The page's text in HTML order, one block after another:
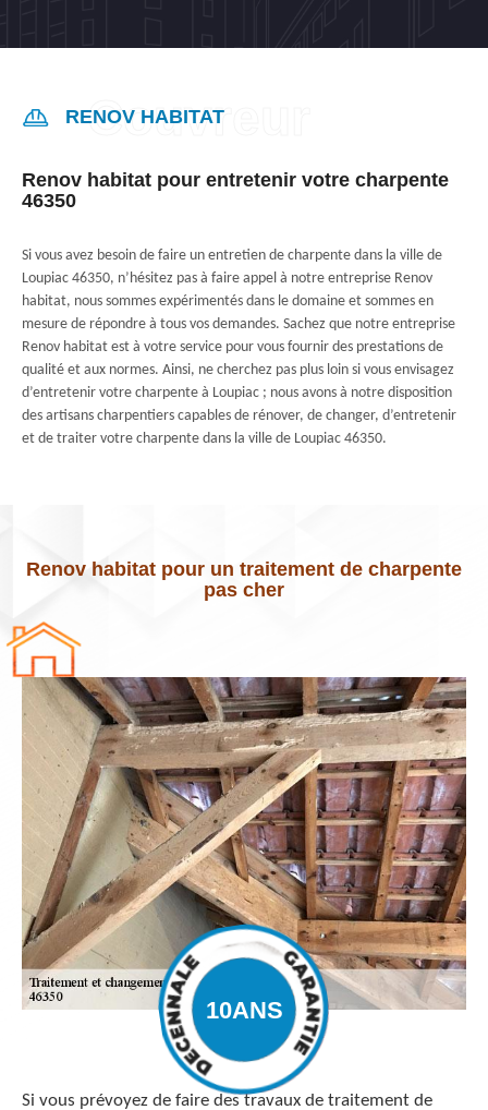
RENOV HABITAT
Renov habitat pour entretenir votre charpente
46350
Si vous avez besoin de faire un entretien de charpente dans la ville de
Loupiac 46350, n’hésitez pas à faire appel à notre entreprise Renov
habitat, nous sommes expérimentés dans le domaine et sommes en
mesure de répondre à tous vos demandes. Sachez que notre entreprise
Renov habitat est à votre service pour vous fournir des prestations de
qualité et aux normes. Ainsi, ne cherchez pas plus loin si vous envisagez
d’entretenir votre charpente à Loupiac ; nous avons à notre disposition
des artisans charpentiers capables de rénover, de changer, d’entretenir
et de traiter votre charpente dans la ville de Loupiac 46350.
Renov habitat pour un traitement de charpente
pas cher
Si vous prévoyez de faire des travaux de traitement de